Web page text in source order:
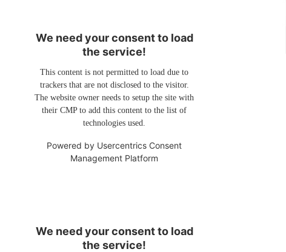
We need your consent to load
the service!
This content is not permitted to load due to
trackers that are not disclosed to the visitor.
The website owner needs to setup the site with
their CMP to add this content to the list of
technologies used.
Powered by Usercentrics Consent
Management Platform
We need your consent to load
the service!